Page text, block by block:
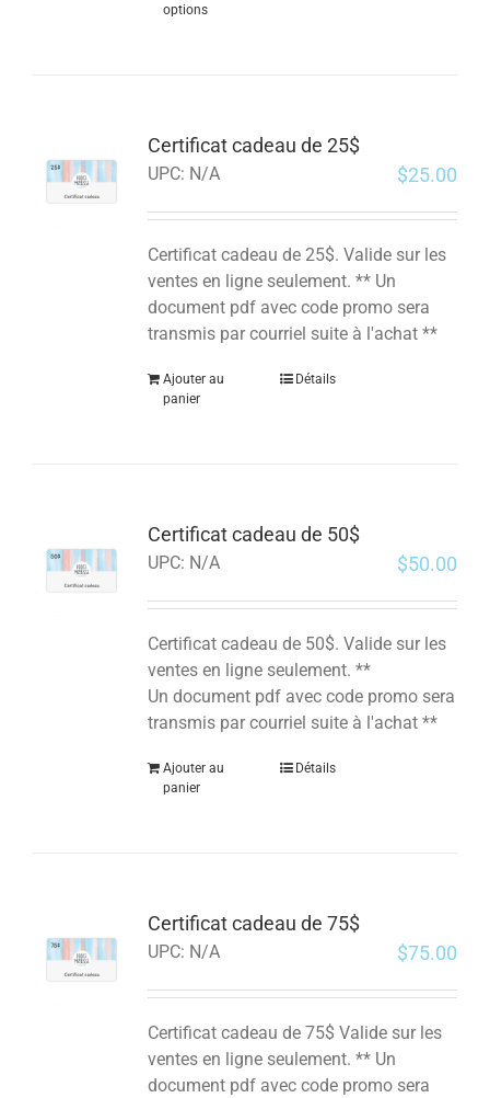
options
Certificat cadeau de 25$
UPC: N/A $25.00
Certificat cadeau de 25$. Valide sur les
ventes en ligne seulement. ** Un
document pdf avec code promo sera
transmis par courriel suite à l'achat **
Ajouter au
panier
Détails
Certificat cadeau de 50$
UPC: N/A $50.00
Certificat cadeau de 50$. Valide sur les
ventes en ligne seulement. **
Un document pdf avec code promo sera
transmis par courriel suite à l'achat **
Ajouter au
panier
Détails
Certificat cadeau de 75$
UPC: N/A $75.00
Certificat cadeau de 75$ Valide sur les
ventes en ligne seulement. ** Un
document pdf avec code promo sera